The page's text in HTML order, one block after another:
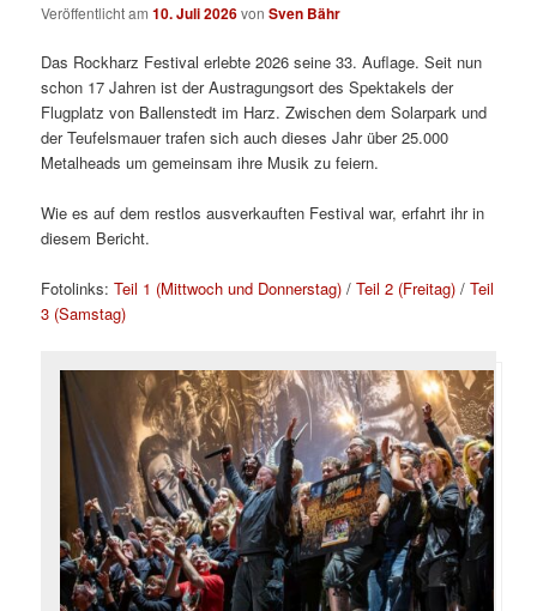
Veröffentlicht am10. Juli 2026vonSven Bähr
Das Rockharz Festival erlebte 2026 seine 33. Auflage. Seit nun
schon 17 Jahren ist der Austragungsort des Spektakels der
Flugplatz von Ballenstedt im Harz. Zwischen dem Solarpark und
der Teufelsmauer trafen sich auch dieses Jahr über 25.000
Metalheads um gemeinsam ihre Musik zu feiern.
Wie es auf dem restlos ausverkauften Festival war, erfahrt ihr in
diesem Bericht.
Fotolinks:Teil 1 (Mittwoch und Donnerstag) /Teil 2 (Freitag) /Teil
3 (Samstag)